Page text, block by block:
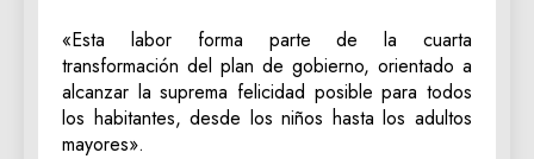
«Esta labor forma parte de la cuarta
transformación del plan de gobierno, orientado a
alcanzar la suprema felicidad posible para todos
los habitantes, desde los niños hasta los adultos
mayores».